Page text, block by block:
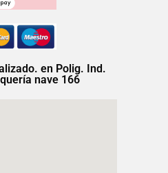
en Polig. Ind.
nave 166